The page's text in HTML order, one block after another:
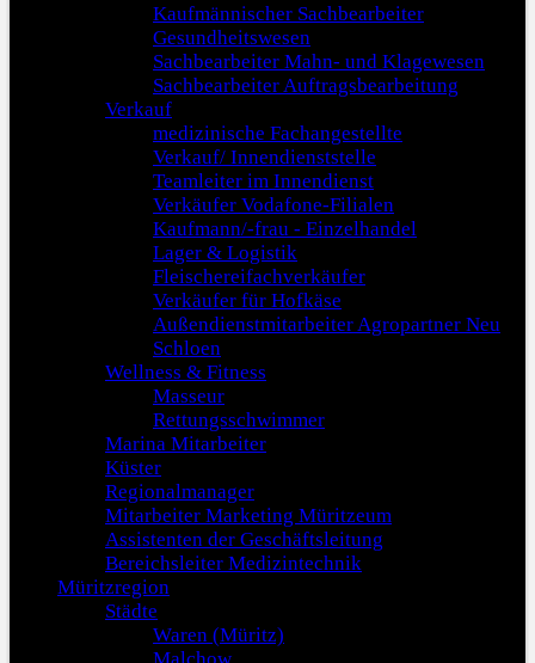
Kaufmännischer Sachbearbeiter
Gesundheitswesen
Sachbearbeiter Mahn- und Klagewesen
Sachbearbeiter Auftragsbearbeitung
Verkauf
medizinische Fachangestellte
Verkauf/ Innendienststelle
Teamleiter im Innendienst
Verkäufer Vodafone-Filialen
Kaufmann/-frau - Einzelhandel
Lager & Logistik
Fleischereifachverkäufer
Verkäufer für Hofkäse
Außendienstmitarbeiter Agropartner Neu
Schloen
Wellness & Fitness
Masseur
Rettungsschwimmer
Marina Mitarbeiter
Küster
Regionalmanager
Mitarbeiter Marketing Müritzeum
Assistenten der Geschäftsleitung
Bereichsleiter Medizintechnik
Müritzregion
Städte
Waren (Müritz)